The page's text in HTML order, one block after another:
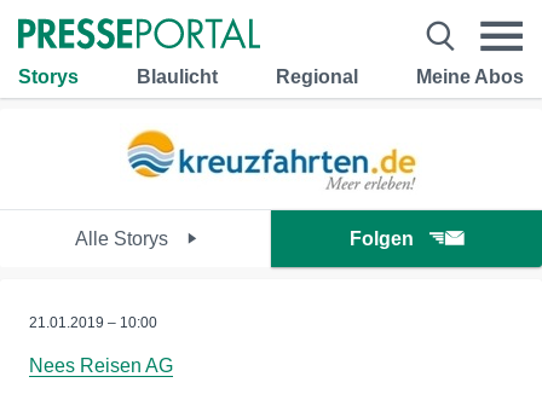
Storys Blaulicht Regional Meine Abos
Alle Storys Folgen
21.01.2019 – 10:00
Nees Reisen AG